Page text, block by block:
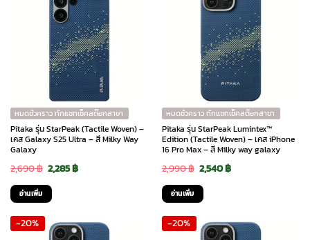
หมดชั่วคราว ทักแชทเช็คสต๊อกสาขา
Pitaka รุ่น StarPeak (Tactile Woven) –
เคส Galaxy S25 Ultra – สี Milky Way
Galaxy
2,690฿ Original
price
was:
2,690 ฿.
2,285฿Current
2,285 ฿.
อ่านเพิ่ม
หมดชั่วคราว ทักแชทเช็คสต๊อกสาขา
Pitaka รุ่น StarPeak Lumintex™
Edition (Tactile Woven) – เคส iPhone
16 Pro Max – สี Milky way galaxy
2,990฿ Original
price
was:
2,990 ฿.
2,540฿Current
2,540 ฿.
อ่านเพิ่ม
-20% -20%